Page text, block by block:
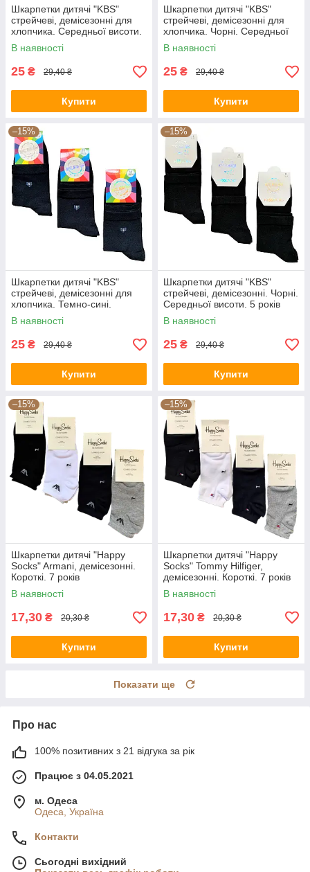
Шкарпетки дитячі "KBS"
стрейчеві, демісезонні для
хлопчика. Середньої висоти.
5 років
В наявності
25 ₴ 29,40 ₴
Купити
Шкарпетки дитячі "KBS"
стрейчеві, демісезонні для
хлопчика. Чорні. Середньої
висоти. 5 років
В наявності
25 ₴ 29,40 ₴
Купити
–15%
Шкарпетки дитячі "KBS"
стрейчеві, демісезонні для
хлопчика. Темно-сині.
Середньої висоти. 5 років
В наявності
25 ₴ 29,40 ₴
Купити
–15%
Шкарпетки дитячі "KBS"
стрейчеві, демісезонні. Чорні.
Середньої висоти. 5 років
В наявності
25 ₴ 29,40 ₴
Купити
–15%
Шкарпетки дитячі "Happy
Socks" Armani, демісезонні.
Короткі. 7 років
В наявності
17,30 ₴ 20,30 ₴
Купити
–15%
Шкарпетки дитячі "Happy
Socks" Tommy Hilfiger,
демісезонні. Короткі. 7 років
В наявності
17,30 ₴ 20,30 ₴
Купити
Показати ще
Про нас
100% позитивних з 21 відгука за рік
Працює з 04.05.2021
м. Одеса
Одеса, Україна
Контакти
Сьогодні вихідний